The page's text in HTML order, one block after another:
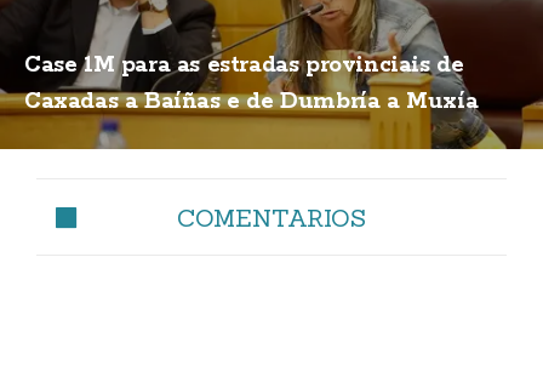
Case 1M para as estradas provinciais de
Caxadas a Baíñas e de Dumbría a Muxía
COMENTARIOS